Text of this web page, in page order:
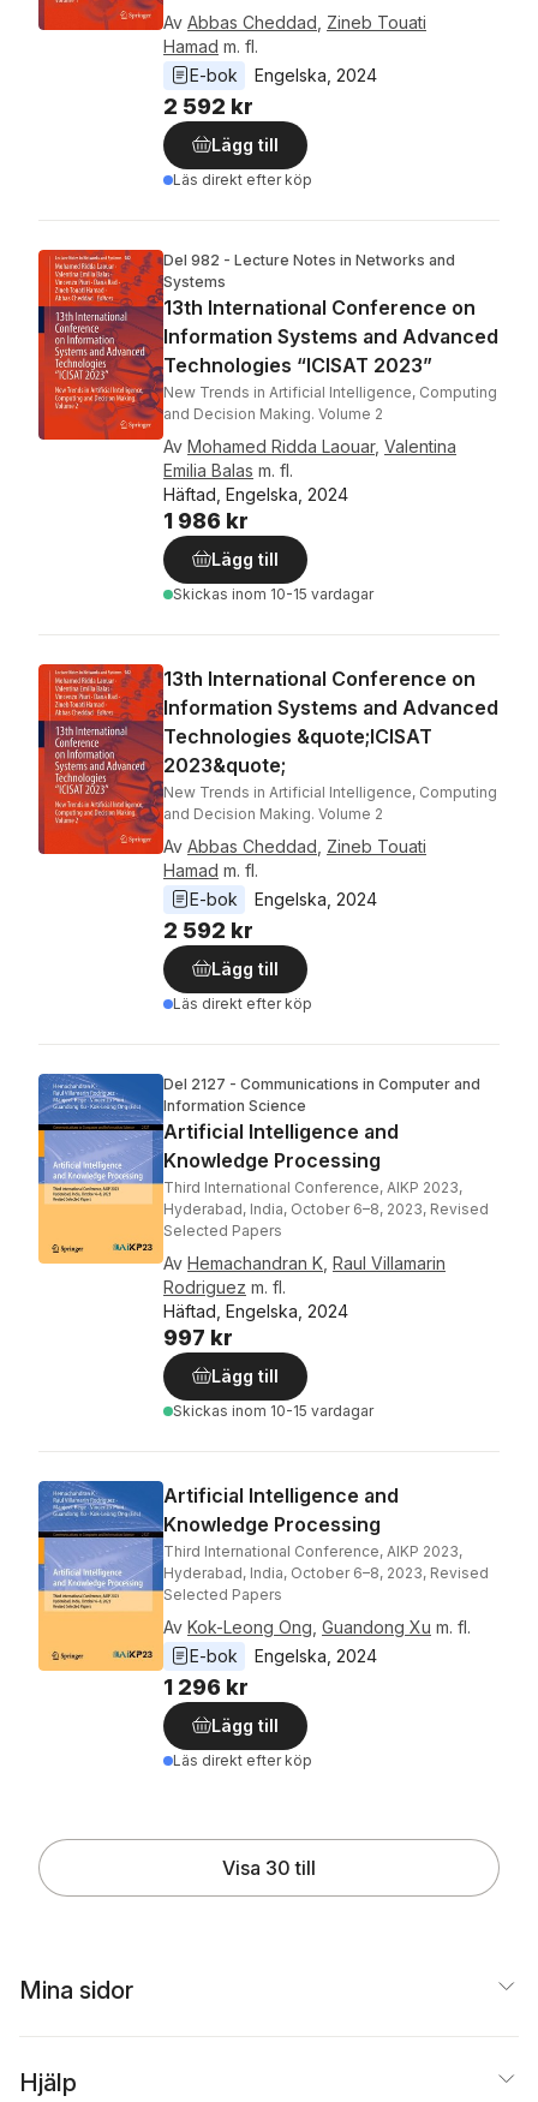
Av Abbas Cheddad Zineb Touati
Hamad m. fl.
E-bok
Engelska 2024
2 592 kr
Lägg till
Läs direkt efter köp
Del 982 - Lecture Notes in Networks and
Systems
13th International Conference on
Information Systems and Advanced
Technologies “ICISAT 2023”
New Trends in Artificial Intelligence, Computing
and Decision Making. Volume 2
Av Mohamed Ridda Laouar, Valentina
Emilia Balas m. fl.
Häftad, Engelska, 2024
1 986 kr
Lägg till
Skickas inom 10-15 vardagar
13th International Conference on
Information Systems and Advanced
Technologies &quote;ICISAT
2023&quote;
New Trends in Artificial Intelligence, Computing
and Decision Making. Volume 2
Av Abbas Cheddad Zineb Touati
Hamad m. fl.
E-bok
Engelska 2024
2 592 kr
Lägg till
Läs direkt efter köp
Del 2127 - Communications in Computer and
Information Science
Artificial Intelligence and
Knowledge Processing
Third International Conference, AIKP 2023,
Hyderabad, India, October 6–8, 2023, Revised
Selected Papers
Av Hemachandran K Raul Villamarin
Rodriguez m. fl.
Häftad, Engelska, 2024
997 kr
Lägg till
Skickas inom 10-15 vardagar
Artificial Intelligence and
Knowledge Processing
Third International Conference, AIKP 2023,
Hyderabad, India, October 6–8, 2023, Revised
Selected Papers
Av Kok-Leong Ong Guandong Xu m. fl.
E-bok
Engelska 2024
1 296 kr
Lägg till
Läs direkt efter köp
Visa 30 till
Mina sidor
Hjälp